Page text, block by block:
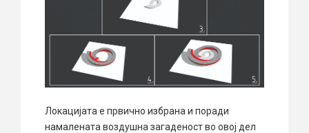
Локацијата е првично избрана и поради
намалената воздушна загаденост во овој дел